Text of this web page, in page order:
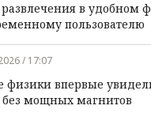
в удобном
пользователю
/ 17:07
физики впервые
без мощных магнитов